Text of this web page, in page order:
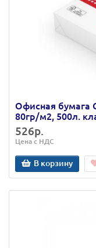
Офисная бумага
80гр/м2, 500л.
526р.
Цена с НДС
В корзину